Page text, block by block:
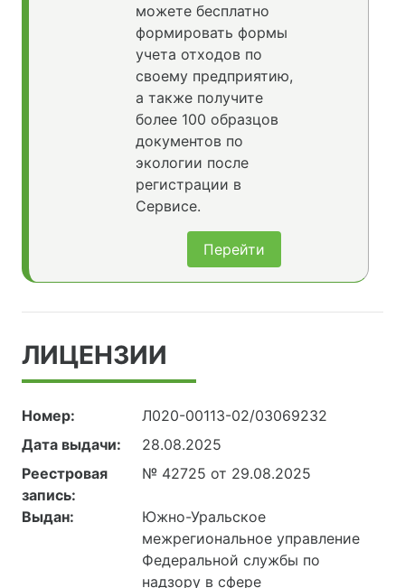
можете бесплатно
формировать формы
учета отходов по
своему предприятию,
а также получите
более 100 образцов
документов по
экологии после
регистрации в
Сервисе.
Перейти
ЛИЦЕНЗИИ
Номер:
Л020-00113-02/03069232
Дата выдачи:
28.08.2025
Реестровая
запись:
№ 42725 от 29.08.2025
Выдан:
Южно-Уральское
межрегиональное управление
Федеральной службы по
надзору в сфере